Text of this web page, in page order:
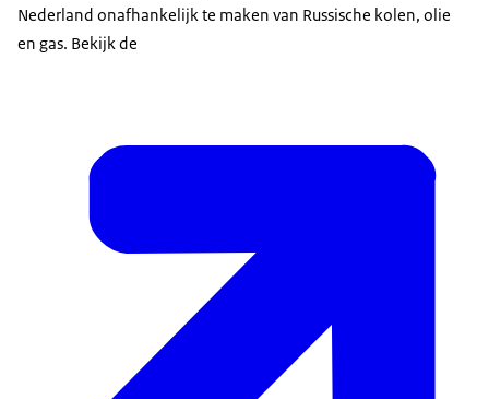
Nederland onafhankelijk te maken van Russische kolen, olie
en gas. Bekijk de